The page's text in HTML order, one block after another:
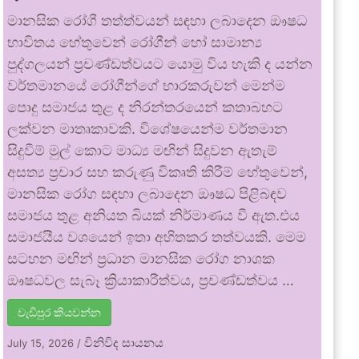
මානසික රෝගී තත්ත්වයන් සඳහා ලබාදෙන ඖෂධ
භාවිතය හේතුවෙන් රෝගීන් හෝ සාමාන්‍ය
පුද්ගලයන් ප්‍රචණ්ඩත්වයට යොමු විය හැකි ද යන්න
වර්තමානයේ රෝගීන්ගේ භාරකරුවන් මෙන්ම
පොදු සමාජය තුළ ද නිරන්තරයෙන් කතාබහට
ලක්වන මාතෘකාවකි. විශේෂයෙන්ම වර්තමාන
සිදුවීම් මුල් කොට මාධ්‍ය මඟින් සිදුවන ඇතැම්
අසත්‍ය ප්‍රචාර සහ කරුණු විකෘති කිරීම් හේතුවෙන්,
මානසික රෝග සඳහා ලබාදෙන ඖෂධ පිළිබඳව
සමාජය තුළ අනියත බියක් නිර්මාණය වී ඇත.එය
සමාජයීය වශයෙන් ඉතා අහිතකර තත්වයකි. මෙම
සටහන මඟින් ප්‍රධාන මානසික රෝග නාශක
ඖෂධවල සැබෑ ක්‍රියාකාරීත්වය, ප්‍රචණ්ඩත්වය …
වැඩිපුර කියවන්න
July 15, 2026 /විනිවිද සායනය